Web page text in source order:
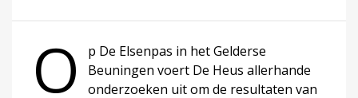
O
p De Elsenpas in het Gelderse
Beuningen voert De Heus allerhande
onderzoeken uit om de resultaten van